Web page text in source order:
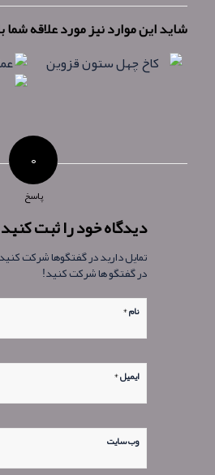
شاید این موارد نیز مورد علاقه شما
۰
پاسخ
دیدگاه خود را ثبت کنید
تمایل دارید در گفتگوها شرکت
در گفتگو ها شرکت کنید!
نام*
ایمیل*
وب‌ سایت